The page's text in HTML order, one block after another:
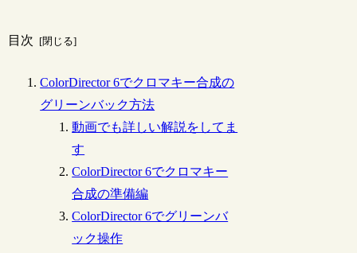
目次
ColorDirector 6でクロマキー合成の
グリーンバック方法
動画でも詳しい解説をしてま
す
ColorDirector 6でクロマキー
合成の準備編
ColorDirector 6でグリーンバ
ック操作